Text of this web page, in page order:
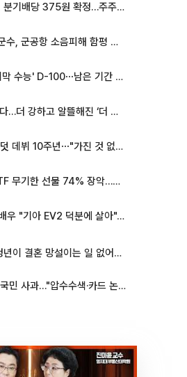
SK하이닉스, 분기배당 375원 확정…주주환원책 9월로 앞당겨 발표
이남오 함평군수, 군공항 소음피해 함평 보상 요구
'개편 전 마지막 수능' D-100⋯남은 기간 성적 올릴 전략은
효율·AI 더했다…더 강하고 알뜰해진 ‘더 뉴 그랜저 하이브리드’ [ET의 모빌리티]
임영웅, 어느덧 데뷔 10주년⋯"가진 것 없던 시절, 내 앞엔 20명의 팬뿐"
바이낸스, ETF 무기한 선물 74% 장악…한국 레버리지 ETF 거래 급증 [e가상자산]
'굿 윌 헌팅' 배우 "기아 EV2 덕분에 살아"…교통사고 후 안전성 극찬
李대통령 “청년이 결혼 망설이는 일 없어야...제도상 불이익 조사”
축구협회, 대국민 사과…"압수수색·카드 논란 사죄, 강도 높은 쇄신"